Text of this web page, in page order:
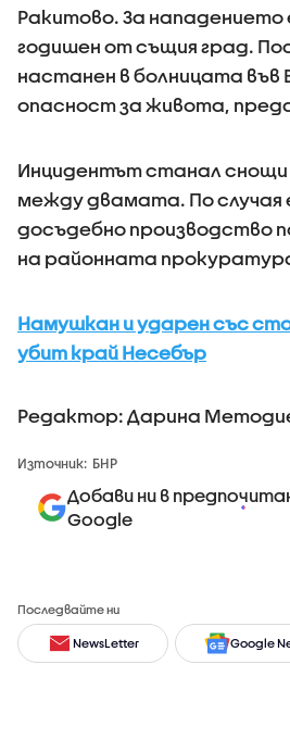
Ракитово. За нападението
годишен от същия град.
настанен в болницата във
опасност за живота,
Инцидентът станал снощи
между двамата. По случая
досъдебно производство
на районната
Намушкан и ударен със
убит край Несебър
Редактор: Дарина
Източник: БНР
Добави ни в
Google
Последвайте ни
NewsLetter Google